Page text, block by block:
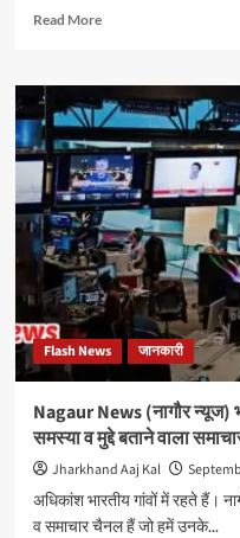
Read MoreRead
मध्य
प्रदेश
युवा
कांग्रेस
के
प्रदेश
प्रवक्ता
बने
अमन
दुबे
Flash News जानकारी
Nagaur News (नागौर न्यूज)
समस्या व मुद्दे बताने वाला
Jharkhand Aaj Kal
अधिकांश भारतीय गांवों में रहते हैं।
व समाचार चैनल हैं जो हमें उनके...